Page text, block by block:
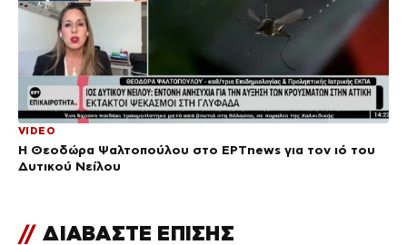
VIDEO
Η Θεοδώρα Ψαλτοπούλου στο ΕΡΤnews για τον ιό του
Δυτικού Νείλου
// ΔΙΑΒΑΣΤΕ ΕΠΙΣΗΣ